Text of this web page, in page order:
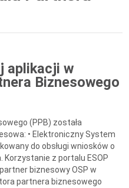
aplikacji w
Biznesowego
(PPB) została
• Elektroniczny System
do obsługi wniosków o
Korzystanie z portalu ESOP
biznesowy OSP w
partnera biznesowego